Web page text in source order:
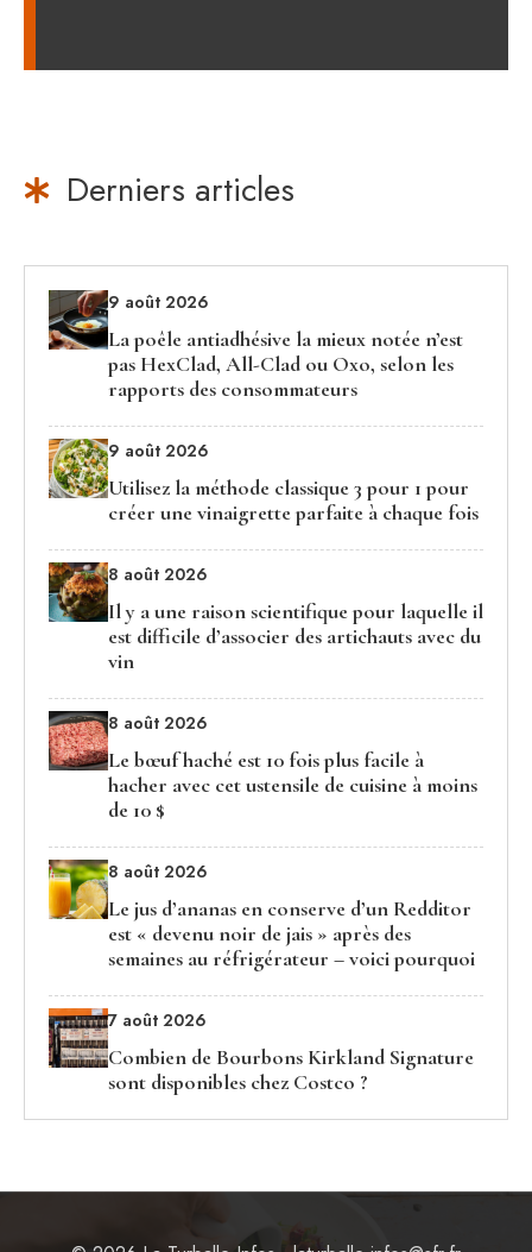
Derniers articles
9 août 2026
La poêle antiadhésive la mieux notée n’est
pas HexClad, All-Clad ou Oxo, selon les
rapports des consommateurs
9 août 2026
Utilisez la méthode classique 3 pour 1 pour
créer une vinaigrette parfaite à chaque fois
8 août 2026
Il y a une raison scientifique pour laquelle il
est difficile d’associer des artichauts avec du
vin
8 août 2026
Le bœuf haché est 10 fois plus facile à
hacher avec cet ustensile de cuisine à moins
de 10 $
8 août 2026
Le jus d’ananas en conserve d’un Redditor
est « devenu noir de jais » après des
semaines au réfrigérateur – voici pourquoi
7 août 2026
Combien de Bourbons Kirkland Signature
sont disponibles chez Costco ?